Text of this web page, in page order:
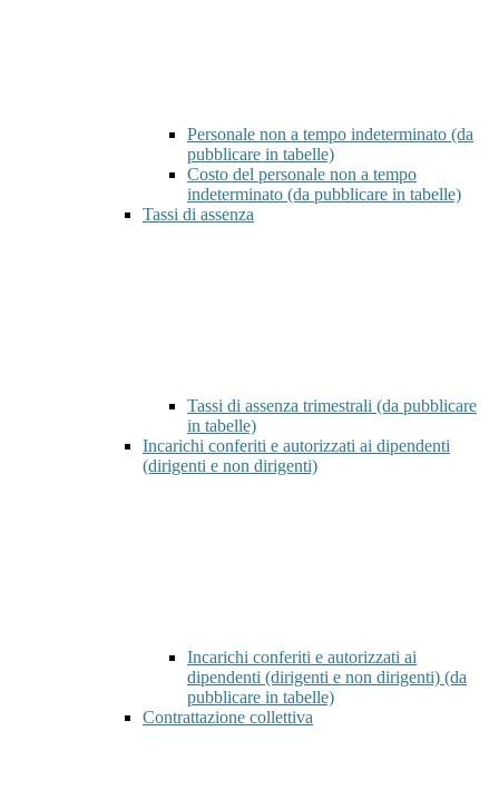
Personale non a tempo indeterminato (da
pubblicare in tabelle)
Costo del personale non a tempo
indeterminato (da pubblicare in tabelle)
Tassi di assenza
Tassi di assenza trimestrali (da pubblicare
in tabelle)
Incarichi conferiti e autorizzati ai dipendenti
(dirigenti e non dirigenti)
Incarichi conferiti e autorizzati ai
dipendenti (dirigenti e non dirigenti) (da
pubblicare in tabelle)
Contrattazione collettiva